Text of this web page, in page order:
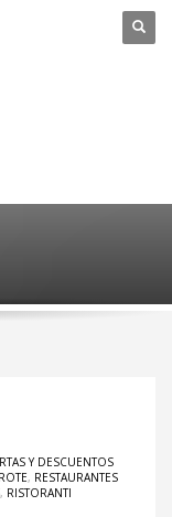
Y DESCUENTOS
, RESTAURANTES
, RISTORANTI